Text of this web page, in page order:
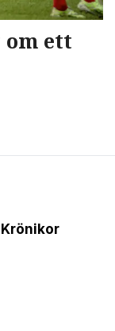
om ett
Krönikor